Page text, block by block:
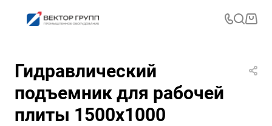
Гидравлический
подъемник для рабочей
плиты 1500х1000